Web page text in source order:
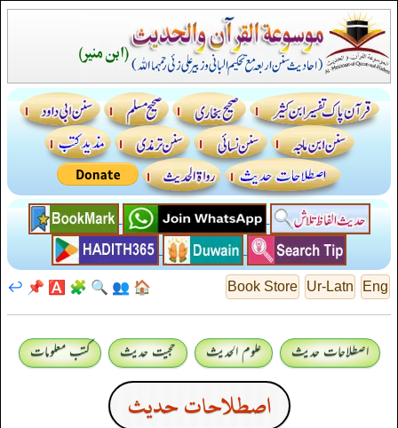
Eng
Ur-Latn
Book Store
🏠
👥
🔍
🧩
🅰️
📌
↩️
اصطلاحات حدیث علوم الحدیث حجیت حدیث کتب معلومات
اصطلاحات حدیث